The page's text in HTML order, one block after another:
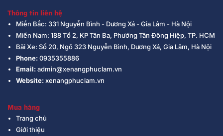
Thông tin liên hệ
Miền Bắc: 331 Nguyễn Bình - Dương Xá - Gia Lâm - Hà Nội
Miền Nam: 188 Tổ 2, KP Tân Ba, Phường Tân Đông Hiệp, TP. HCM
Bãi Xe: Số 20, Ngõ 323 Nguyễn Bình, Dương Xá, Gia Lâm, Hà Nội
Phone:0935355886
Email:admin@xenangphuclam.vn
Website:xenangphuclam.vn
Mua hàng
Trang chủ
Giới thiệu